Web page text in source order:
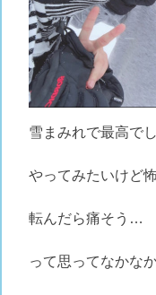
雪まみれで最高で
やってみたいけど
転んだら痛そう…
って思ってなかな